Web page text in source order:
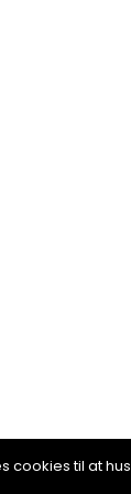
cookies til at